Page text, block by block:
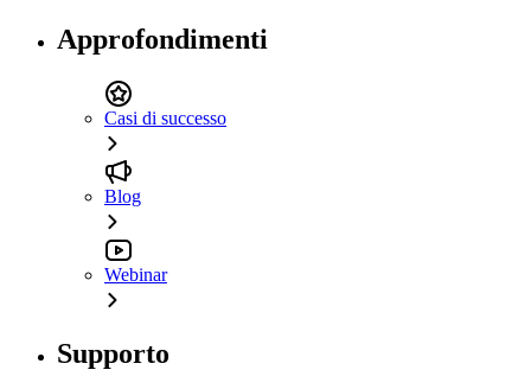
Approfondimenti
Casi di successo
Blog
Webinar
Supporto